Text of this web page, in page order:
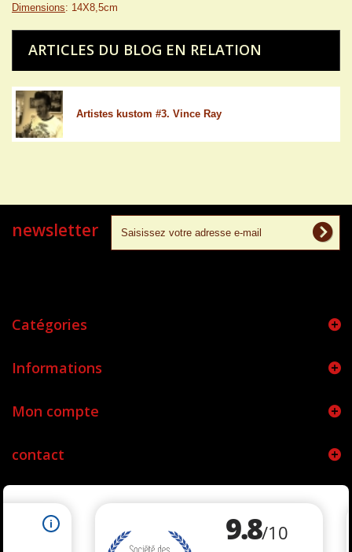
Dimensions: 14X8,5cm
ARTICLES DU BLOG EN RELATION
Artistes kustom #3. Vince Ray
newsletter
Catégories
Informations
Mon compte
contact